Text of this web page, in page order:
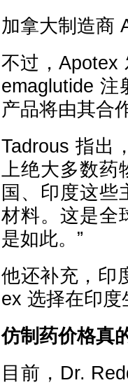
加拿大制造商
不过，Apotex
emaglutide
产品将由其合
Tadrous 指出
上绝大多数药
国、印度这些
材料。这是全
是如此。”
他还补充，印
ex 选择在印度
仿制药价格真
目前，Dr.